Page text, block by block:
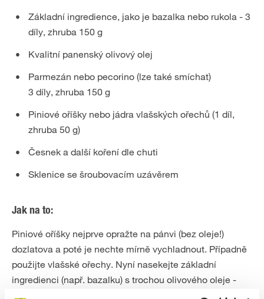
Základní ingredience, jako je bazalka nebo rukola - 3
díly, zhruba 150 g
Kvalitní panenský olivový olej
Parmezán nebo pecorino (lze také smíchat)
3 díly, zhruba 150 g
Piniové oříšky nebo jádra vlašských ořechů (1 díl,
zhruba 50 g)
Česnek a další koření dle chuti
Sklenice se šroubovacím uzávěrem
Jak na to:
Piniové oříšky nejprve opražte na pánvi (bez oleje!)
dozlatova a poté je nechte mírně vychladnout. Případně
použijte vlašské ořechy. Nyní nasekejte základní
ingredienci (např. bazalku) s trochou olivového oleje -
můžete na to použít kuchyňského robota, stojatý nebo